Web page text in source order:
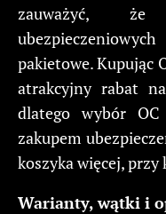
zauważyć, że
pakietowe. Kupując
atrakcyjny rabat
dlatego wybór
zakupem
koszyka więcej, przy
Warianty, wątki i